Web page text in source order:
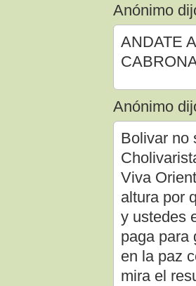
Anónimo
ANDATE
Anónimo
Bolivar no
Viva
altura por
y ustedes
paga para
en la paz
mira el